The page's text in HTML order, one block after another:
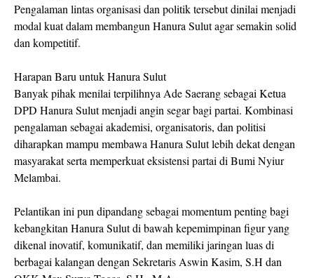
Pengalaman lintas organisasi dan politik tersebut dinilai menjadi
modal kuat dalam membangun Hanura Sulut agar semakin solid
dan kompetitif.
Harapan Baru untuk Hanura Sulut
Banyak pihak menilai terpilihnya Ade Saerang sebagai Ketua
DPD Hanura Sulut menjadi angin segar bagi partai. Kombinasi
pengalaman sebagai akademisi, organisatoris, dan politisi
diharapkan mampu membawa Hanura Sulut lebih dekat dengan
masyarakat serta memperkuat eksistensi partai di Bumi Nyiur
Melambai.
Pelantikan ini pun dipandang sebagai momentum penting bagi
kebangkitan Hanura Sulut di bawah kepemimpinan figur yang
dikenal inovatif, komunikatif, dan memiliki jaringan luas di
berbagai kalangan dengan Sekretaris Aswin Kasim, S.H dan